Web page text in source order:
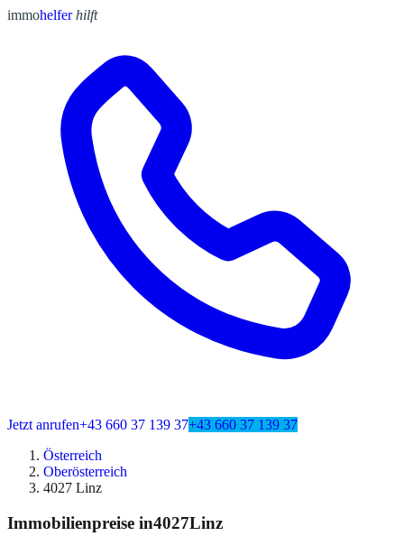
immohelfer hilft
Jetzt anrufen+43 660 37 139 37+43 660 37 139 37
Österreich
Oberösterreich
4027 Linz
Immobilienpreise in4027Linz